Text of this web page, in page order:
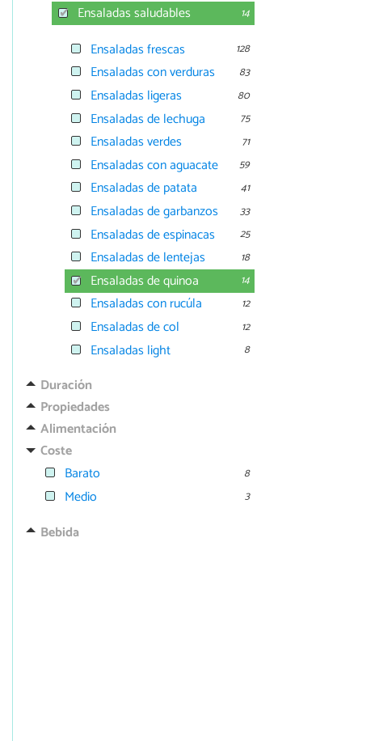
Ensaladas saludables 14
Ensaladas frescas 128
Ensaladas con verduras 83
Ensaladas ligeras 80
Ensaladas de lechuga 75
Ensaladas verdes 71
Ensaladas con aguacate 59
Ensaladas de patata 41
Ensaladas de garbanzos 33
Ensaladas de espinacas 25
Ensaladas de lentejas 18
Ensaladas de quinoa 14
Ensaladas con rucúla 12
Ensaladas de col 12
Ensaladas light 8
Duración
Propiedades
Alimentación
Coste
Barato
8
Medio 3
Bebida